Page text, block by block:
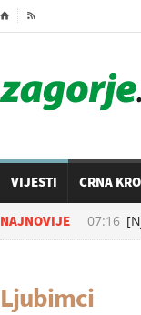
⌂ 
VIJESTI CRNA
NAJNOVIJE
u 07:16
Ljubimci